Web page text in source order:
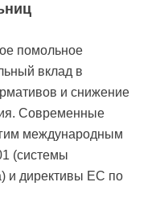
помольное
вклад в
и снижение
Современные
международным
(системы
и директивы ЕС по